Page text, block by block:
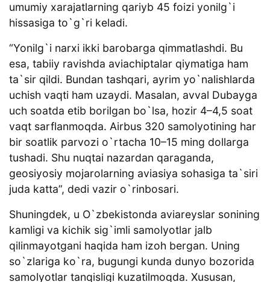
umumiy xarajatlarning qariyb 45 foizi yonilg`i
hissasiga to`g`ri keladi.
“Yonilg`i narxi ikki barobarga qimmatlashdi. Bu
esa, tabiiy ravishda aviachiptalar qiymatiga ham
ta`sir qildi. Bundan tashqari, ayrim yo`nalishlarda
uchish vaqti ham uzaydi. Masalan, avval Dubayga
uch soatda etib borilgan bo`lsa, hozir 4–4,5 soat
vaqt sarflanmoqda. Airbus 320 samolyotining har
bir soatlik parvozi o`rtacha 10–15 ming dollarga
tushadi. Shu nuqtai nazardan qaraganda,
geosiyosiy mojarolarning aviasiya sohasiga ta`siri
juda katta”, dedi vazir o`rinbosari.
Shuningdek, u O`zbekistonda aviareyslar sonining
kamligi va kichik sig`imli samolyotlar jalb
qilinmayotgani haqida ham izoh bergan. Uning
so`zlariga ko`ra, bugungi kunda dunyo bozorida
samolyotlar tanqisligi kuzatilmoqda. Xususan,